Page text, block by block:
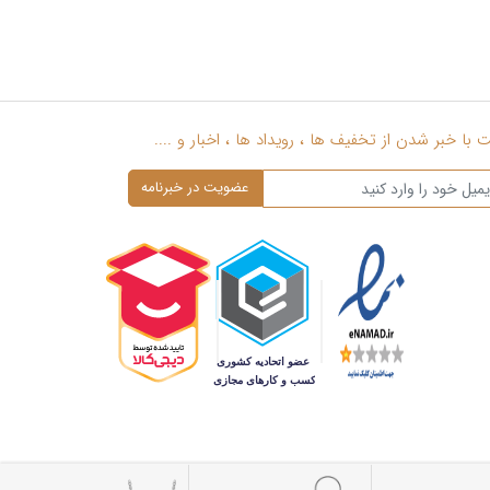
با خبر شدن از تخفیف ها ، رویداد ها ، اخبار و ....